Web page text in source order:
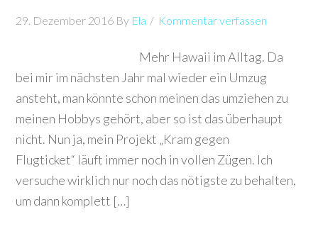
29. Dezember 2016 By Ela Kommentar verfassen
Mehr Hawaii im Alltag. Da
bei mir im nächsten Jahr mal wieder ein Umzug
ansteht, man könnte schon meinen das umziehen zu
meinen Hobbys gehört, aber so ist das überhaupt
nicht. Nun ja, mein Projekt „Kram gegen
Flugticket“ läuft immer noch in vollen Zügen. Ich
versuche wirklich nur noch das nötigste zu behalten,
um dann komplett […]